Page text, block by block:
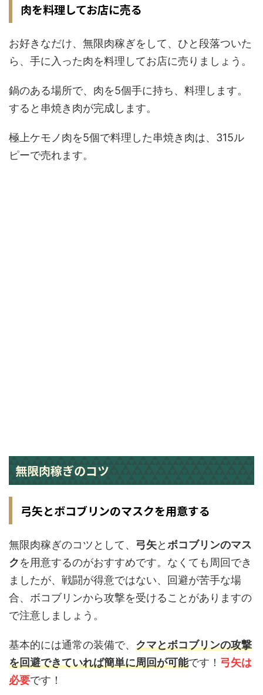
肉を料理してお店に売る
お好きなだけ、無限肉稼ぎをして、ひと段落ついた
ら、手に入った肉を料理してお店に売りましょう。
鍋のある場所で、肉を5個手に持ち、料理します。
すると串焼き肉が完成します。
極上ケモノ肉を5個で料理した串焼き肉は、315ル
ピーで売れます。
無限肉稼ぎのコツ
弓矢とボコブリンのマスクを用意する
無限肉稼ぎのコツとして、 弓矢とボコブリンのマス
クを用意するのがおすすめです。なくても周回でき
ましたが、戦闘が得意ではない、回避が苦手な場
合、ボコブリンから攻撃を受けることがありますの
で注意しましょう。
基本的には通常の装備で、 クマとボコブリンの攻撃
を回避できていれば簡単に周回が可能です！ 弓矢は
必要です！